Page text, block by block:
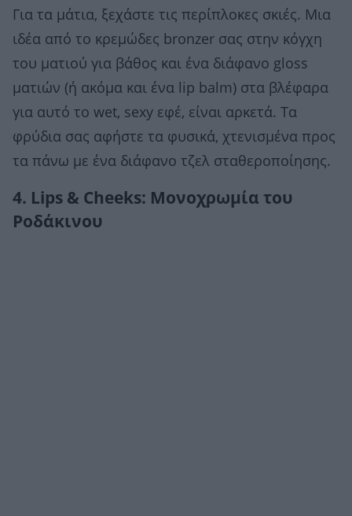
Για τα μάτια, ξεχάστε τις περίπλοκες σκιές. Μια
ιδέα από το κρεμώδες bronzer σας στην κόγχη
του ματιού για βάθος και ένα διάφανο gloss
ματιών (ή ακόμα και ένα lip balm) στα βλέφαρα
για αυτό το wet, sexy εφέ, είναι αρκετά. Τα
φρύδια σας αφήστε τα φυσικά, χτενισμένα προς
τα πάνω με ένα διάφανο τζελ σταθεροποίησης.
4. Lips & Cheeks: Μονοχρωμία του
Ροδάκινου